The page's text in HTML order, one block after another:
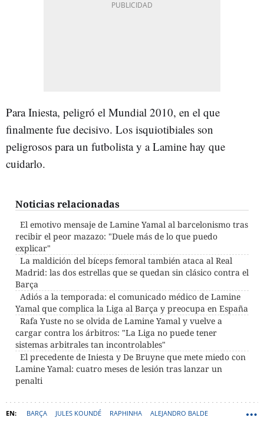
Para Iniesta, peligró el Mundial 2010, en el que
finalmente fue decisivo. Los isquiotibiales son
peligrosos para un futbolista y a Lamine hay que
cuidarlo.
Noticias relacionadas
El emotivo mensaje de Lamine Yamal al barcelonismo tras
recibir el peor mazazo: "Duele más de lo que puedo
explicar"
La maldición del bíceps femoral también ataca al Real
Madrid: las dos estrellas que se quedan sin clásico contra el
Barça
Adiós a la temporada: el comunicado médico de Lamine
Yamal que complica la Liga al Barça y preocupa en España
Rafa Yuste no se olvida de Lamine Yamal y vuelve a
cargar contra los árbitros: "La Liga no puede tener
sistemas arbitrales tan incontrolables"
El precedente de Iniesta y De Bruyne que mete miedo con
Lamine Yamal: cuatro meses de lesión tras lanzar un
penalti
BARÇA JULES KOUNDÉ RAPHINHA ALEJANDRO BALDE